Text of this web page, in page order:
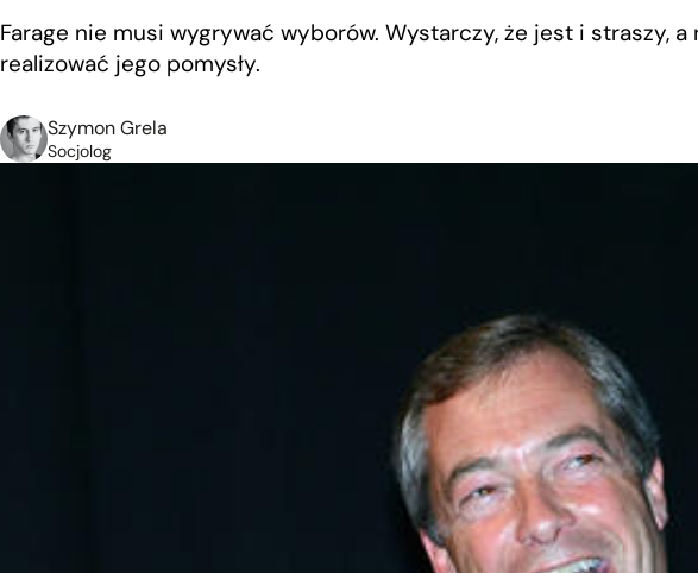
Farage nie musi wygrywać wyborów. Wystarczy, że jest i straszy,
realizować jego pomysły.
Szymon Grela
Socjolog